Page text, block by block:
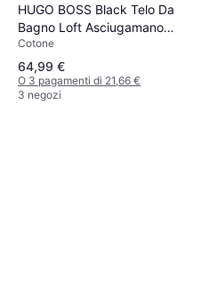
HUGO BOSS Black Telo Da
Bagno Loft Asciugamano
Marrone, Beige
Cotone
64,99 €
O 3 pagamenti di 21,66 €
3 negozi